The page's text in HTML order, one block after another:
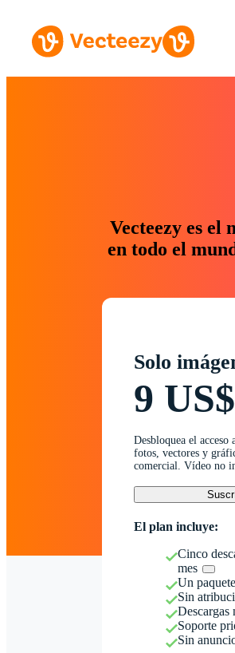
Vecteezy es el
en todo el
Solo
9 US$
Desbloquea el acceso
fotos, vectores y
comercial. Vídeo no
El plan incluye:
Cinco
mes
Un
Sin
Descargas
Soporte
Sin